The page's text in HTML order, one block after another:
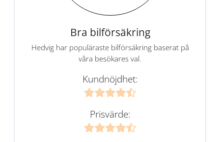
Bra bilförsäkring
Hedvig har populäraste bilförsäkring baserat på
våra besökares val.
Kundnöjdhet:
Prisvärde: